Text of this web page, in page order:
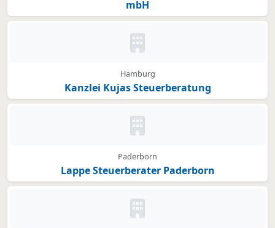
mbH
Kein Bild oder Logo hinterlegt
Hamburg
Kanzlei Kujas Steuerberatung
Kein Bild oder Logo hinterlegt
Paderborn
Lappe Steuerberater Paderborn
Kein Bild oder Logo hinterlegt